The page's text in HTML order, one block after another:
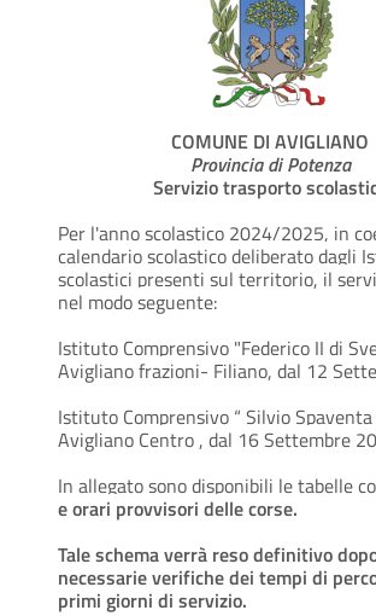
COMUNE DI AVIGLIANO
Provincia di Potenza
Servizio trasporto
Per l'anno scolastico 2024/2025, in
calendario scolastico deliberato dagli
scolastici presenti sul territorio, il
nel modo seguente:
Istituto Comprensivo "Federico II di
Avigliano frazioni- Filiano, dal 12
Istituto Comprensivo “ Silvio Spaventa
Avigliano Centro , dal 16 Settembre
In allegato sono disponibili le tabelle
e orari provvisori delle corse.
Tale schema verrà reso definitivo
necessarie verifiche dei tempi di
primi giorni di servizio.